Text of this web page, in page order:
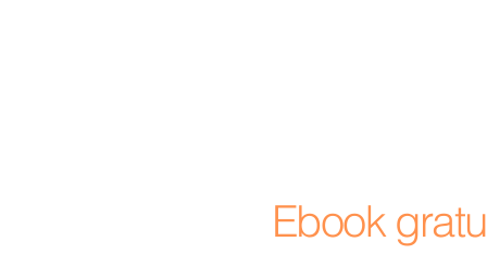
Ebook